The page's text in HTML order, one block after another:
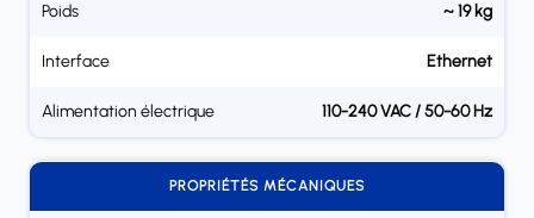
Poids ~ 19 kg
Interface Ethernet
Alimentation électrique 110-240 VAC / 50-60 Hz
PROPRIÉTÉS MÉCANIQUES